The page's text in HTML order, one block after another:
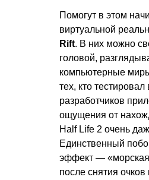
Помогут в этом
виртуальной
Rift. В них можно
головой,
компьютерные
тех, кто
разработчиков
ощущения от
Half Life 2 очень
Единственный
эффект — «морская
после снятия очков